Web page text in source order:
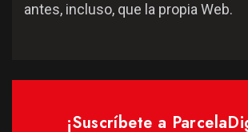
antes, incluso, que la propia Web.
¡Suscríbete a